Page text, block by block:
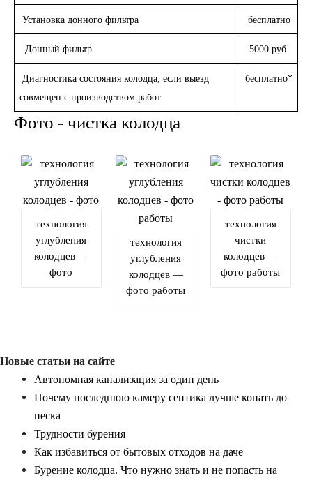
Установка донного фильтра бесплатно
Донный фильтр 5000 руб.
Диагностика состояния колодца, если выезд
совмещен с производством работ
бесплатно*
Фото - чистка колодца​
технология
углубления
колодцев —
фото
технология
углубления
колодцев —
фото работы
технология
чистки
колодцев —
фото работы
Новые статьи на сайте
Автономная канализация за один день
Почему последнюю камеру септика лучше копать до
песка
Трудности бурения
Как избавиться от бытовых отходов на даче
Бурение колодца. Что нужно знать и не попасть на